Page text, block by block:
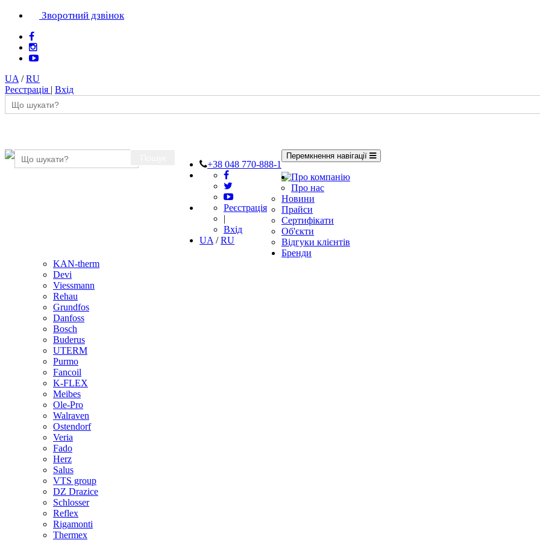
Зворотний дзвінок
UA /RU
Реєстрація | Вхід
+38 048 770-888-1
Реєстрація
|
Вхід
UA /RU
Перемкнення навігації
Про компанію
Про нас
Новини
Прайси
Сертифікати
Об'єкти
Відгуки клієнтів
Бренди
KAN-therm
Devi
Viessmann
Rehau
Grundfos
Danfoss
Bosch
Buderus
UTERM
Purmo
Fancoil
K-FLEX
Meibes
Ole-Pro
Walraven
Ostendorf
Veria
Fado
Herz
Salus
VTS group
DZ Drazice
Schlosser
Reflex
Rigamonti
Thermex